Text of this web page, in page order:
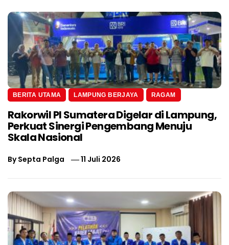
BERITA UTAMA LAMPUNG BERJAYA RAGAM
Rakorwil PI Sumatera Digelar di Lampung,
Perkuat Sinergi Pengembang Menuju
Skala Nasional
BySepta Palga 11 Juli 2026